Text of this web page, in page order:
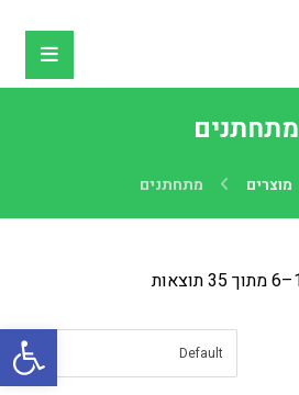
מתחתנים
מוצרים מתחתנים